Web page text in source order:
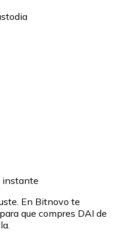
instante
En Bitnovo te
que compres DAI de